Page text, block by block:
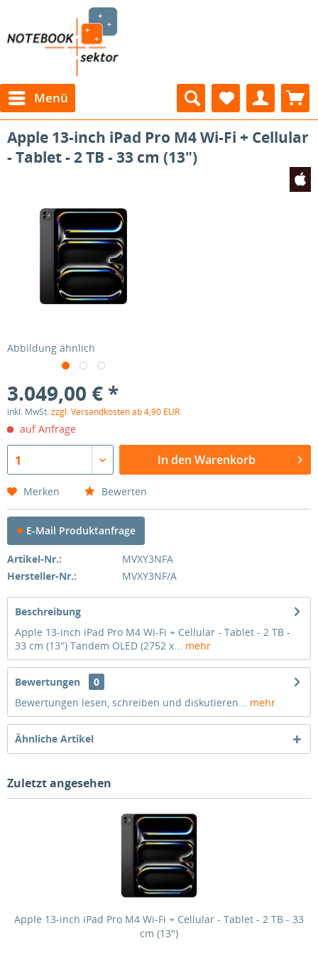
Menü
Apple 13-inch iPad Pro M4 Wi-Fi + Cellular
- Tablet - 2 TB - 33 cm (13")
Abbildung ähnlich
3.049,00 € *
inkl. MwSt.zzgl. Versandkosten ab 4,90 EUR
auf Anfrage
1 In den Warenkorb
Merken Bewerten
E-Mail Produktanfrage
Artikel-Nr.:
MVXY3NFA
Hersteller-Nr.:
MVXY3NF/A
Beschreibung
Apple 13-inch iPad Pro M4 Wi-Fi + Cellular - Tablet - 2 TB -
33 cm (13") Tandem OLED (2752 x... mehr
Bewertungen
0
Bewertungen lesen, schreiben und diskutieren... mehr
Ähnliche Artikel
Zuletzt angesehen
Apple 13-inch iPad Pro M4 Wi-Fi + Cellular - Tablet - 2 TB - 33
cm (13")